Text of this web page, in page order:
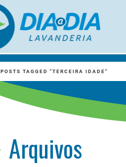
Arquivos
POSTS TAGGED "TERCEIRA IDADE"